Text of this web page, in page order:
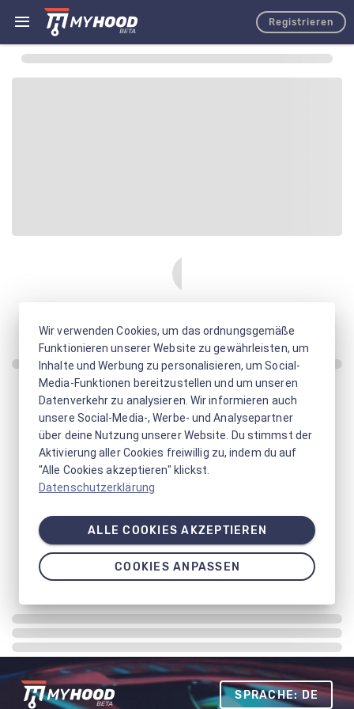
Registrieren
SPRACHE: DE
Wir verwenden Cookies, um das ordnungsgemäße
Funktionieren unserer Website zu gewährleisten, um
Inhalte und Werbung zu personalisieren, um Social-
Media-Funktionen bereitzustellen und um unseren
Datenverkehr zu analysieren. Wir informieren auch
unsere Social-Media-, Werbe- und Analysepartner
über deine Nutzung unserer Website. Du stimmst der
Aktivierung aller Cookies freiwillig zu, indem du auf
"Alle Cookies akzeptieren" klickst.
Datenschutzerklärung
ALLE COOKIES AKZEPTIEREN
COOKIES ANPASSEN